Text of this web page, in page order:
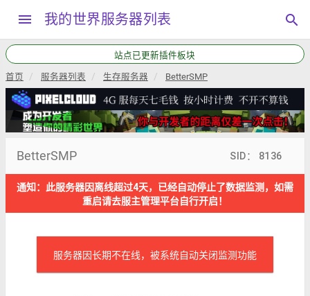
menu 我的世界服务器列表 search
站点已更新插件板块
首页 服务器列表 生存服务器 BetterSMP
BetterSMP SID： 8136
通知：此服务器因离线超过4天，已经自动停止了数据监测，如需
重启请去服主管理平台自行开启！
服务器因长期不在线，被系统自动关闭监测功能